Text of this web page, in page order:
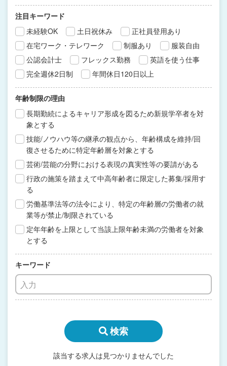
注目キーワード
未経験OK
土日祝休み
正社員登用あり
在宅ワーク・テレワーク
制服あり
服装自由
公認会計士
フレックス勤務
英語を使う仕事
完全週休2日制
年間休日120日以上
年齢制限の理由
長期勤続によるキャリア形成を図るため新規学卒者を対
象とする
技能/ノウハウ等の継承の観点から、年齢構成を維持/回
復させるために特定年齢層を対象とする
芸術/芸能の分野における表現の真実性等の要請がある
行政の施策を踏まえて中高年齢者に限定した募集/採用す
る
労働基準法等の法令により、特定の年齢層の労働者の就
業等が禁止/制限されている
定年年齢を上限として当該上限年齢未満の労働者を対象
とする
キーワード
検索
該当する求人は見つかりませんでした